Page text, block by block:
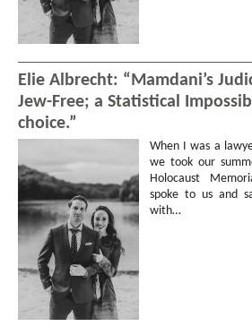
Elie Albrecht: “Mamdani’s
Jew-Free; a Statistical
choice.”
When I was a
we took our
Holocaust
spoke to us and
with…